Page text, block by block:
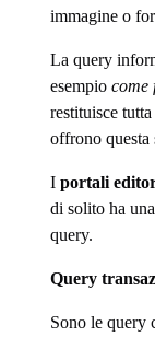
immagine o
La query
esempiocome
restituisce
offrono questa
Iportali
di solito ha
query.
Query
Sono le query